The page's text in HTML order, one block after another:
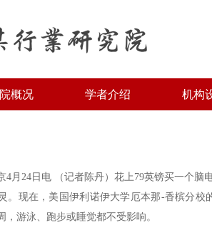
概况 学者介绍 机构
24日电 （记者陈丹）花上79英镑买一个脑
。现在，美国伊利诺伊大学厄本那-香槟分
，游泳、跑步或睡觉都不受影响。